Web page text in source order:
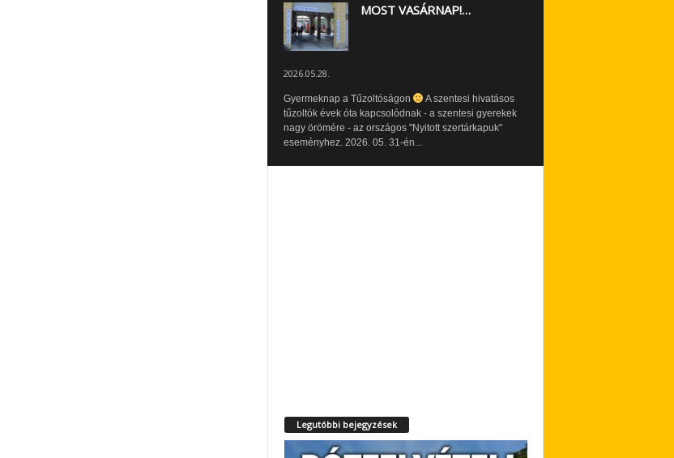
MOST VASÁRNAP!…
2026.05.28.
Gyermeknap a Tűzoltóságon
A szentesi hivatásos
tűzoltók évek óta kapcsolódnak - a szentesi gyerekek
nagy örömére - az országos "Nyitott szertárkapuk"
eseményhez. 2026. 05. 31-én...
Legutóbbi bejegyzések